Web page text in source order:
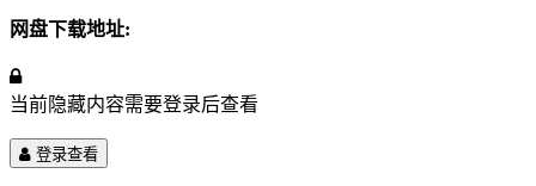
网盘下载地址:
当前隐藏内容需要登录后查看
登录查看